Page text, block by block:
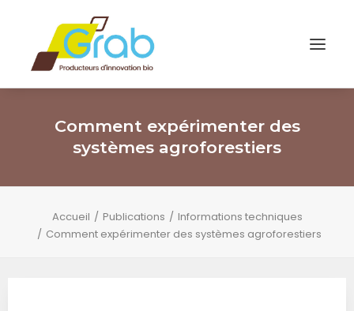
Comment expérimenter des
systèmes agroforestiers
Accueil Publications
Informations techniques
Comment expérimenter des systèmes agroforestiers